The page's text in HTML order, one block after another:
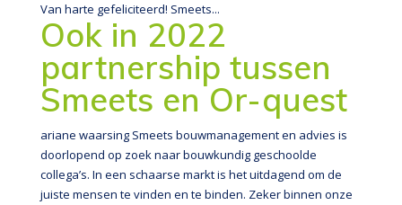
Van harte gefeliciteerd! Smeets...
Ook in 2022
partnership tussen
Smeets en Or-quest
ariane waarsing Smeets bouwmanagement en advies is
doorlopend op zoek naar bouwkundig geschoolde
collega’s. In een schaarse markt is het uitdagend om de
juiste mensen te vinden en te binden. Zeker binnen onze